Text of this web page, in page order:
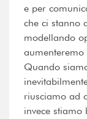
e per
che ci stanno
modellando
aumenteremo
Quando
riusciamo ad
invece